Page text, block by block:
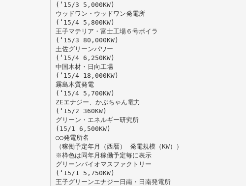
(‘15/3 5,000KW)
ウッドワン・ウッドワン発電所
(‘15/4 5,800KW)
王子マテリア・富士工場６号ボイラ
(‘15/3 80,000KW)
土佐グリーンパワー
(‘15/4 6,250KW)
中国木材・日向工場
(‘15/4 18,000KW)
霧島木質発電
(‘15/4 5,700KW)
ZEエナジー、かぶちゃん電力
(‘15/2 360KW)
グリーン・エネルギー研究所
(15/1 6,500KW)
○○発電所名
（稼働予定年月（西暦） 発電規模（KW））
※枠色は同年月稼働予定毎に表示
グリーンバイオマスファクトリー
(‘15/1 5,750KW)
王子グリーンエナジー日南・日南発電所